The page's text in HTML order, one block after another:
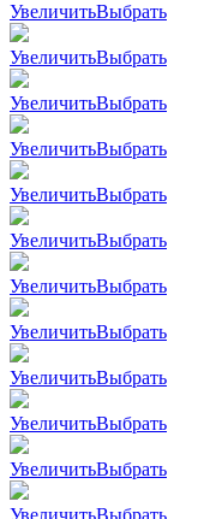
УвеличитьВыбрать
УвеличитьВыбрать
УвеличитьВыбрать
УвеличитьВыбрать
УвеличитьВыбрать
УвеличитьВыбрать
УвеличитьВыбрать
УвеличитьВыбрать
УвеличитьВыбрать
УвеличитьВыбрать
УвеличитьВыбрать